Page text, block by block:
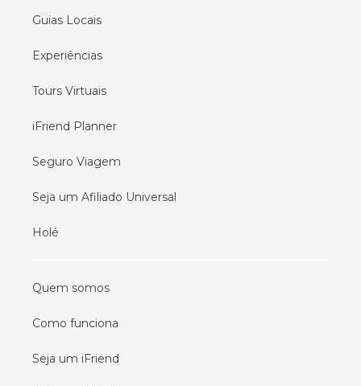
Guias Locais
Experiências
Tours Virtuais
iFriend Planner
Seguro Viagem
Seja um Afiliado Universal
Holé
Quem somos
Como funciona
Seja um iFriend